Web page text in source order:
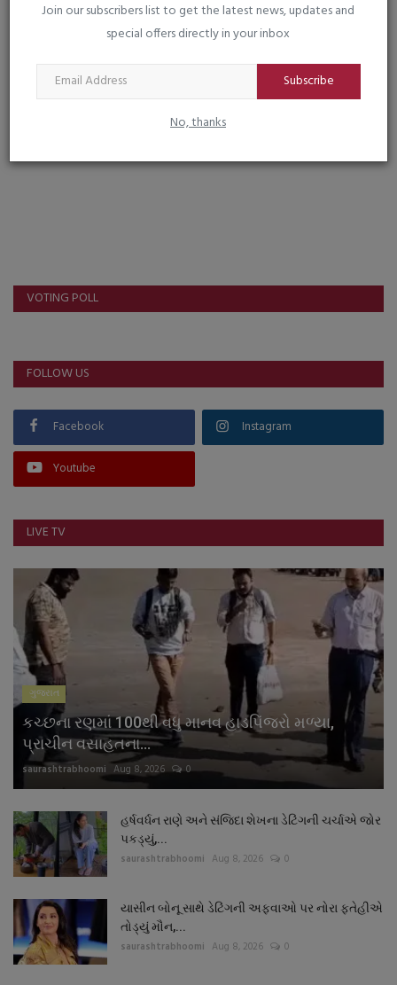
Join our subscribers list to get the latest news, updates and
special offers directly in your inbox
Subscribe
No, thanks
VOTING POLL
FOLLOW US
Facebook Instagram
Youtube
LIVE TV
ગુજરાત
કચ્છના રણમાં 100થી વધુ માનવ હાડપિંજરો મળ્યા,
પ્રાચીન વસાહતના...
saurashtrabhoomi Aug 8, 2026 0
હર્ષવર્ધન રાણે અને સંજિદા શેખના ડેટિંગની ચર્ચાએ જોર
પકડ્યું,...
saurashtrabhoomi Aug 8, 2026 0
યાસીન બોનૂ સાથે ડેટિંગની અફવાઓ પર નોરા ફતેહીએ
તોડ્યું મૌન,...
saurashtrabhoomi Aug 8, 2026 0